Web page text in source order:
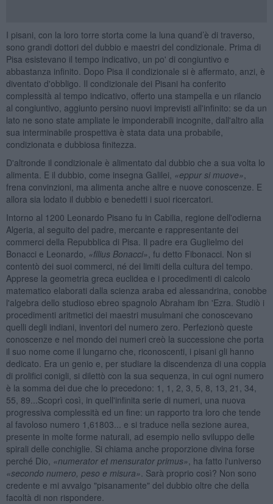
I pisani, con la loro torre storta come la luna quand’è di traverso,
sono grandi dottori del dubbio e maestri del condizionale. Prima di
Pisa esistevano il tempo indicativo, un po' di congiuntivo e
abbastanza infinito. Dopo Pisa il condizionale si è affermato, anzi, è
diventato d'obbligo. Il condizionale dei Pisani ha conferito
complessità al tempo indicativo, offerto una stampella e un rilancio
al congiuntivo, aggiunto persino nuovi imprevisti all'infinito: se da un
lato ne sono state ampliate le imponderabili incognite, dall'altro alla
sua interminabile prospettiva è stata data una probabile,
condizionata e dubbiosa finitezza.
D'altronde il condizionale è alimentato dal dubbio che a sua volta lo
alimenta. E il dubbio, come insegna Galilei, «eppur si muove»
frena convinzioni, ma alimenta anche altre e nuove conoscenze. E
allora sia lodato il dubbio e benedetti i suoi ricercatori.
Intorno al 1200 Leonardo Pisano fu in Cabilia, regione dell'odierna
Algeria, al seguito del padre, mercante e rappresentante dei
commerci della Repubblica di Pisa. Il padre era Guglielmo dei
Bonacci e Leonardo, «filius Bonacci» , fu detto Fibonacci. Non si
contentò dei suoi commerci, né dei limiti della cultura del tempo.
Apprese la geometria greca euclidea e i procedimenti di calcolo
matematico elaborati dalla scienza araba ed alessandrina, conobbe
l'algebra dello studioso ebreo spagnolo Abraham ibn 'Ezra. Studiò i
procedimenti aritmetici dei maestri musulmani che conoscevano
quelli degli indiani, inventori del numero zero. Perfezionò queste
conoscenze e nel mondo dei numeri creò la successione che porta
il suo nome come il lungarno che, riconoscenti, i pisani gli hanno
dedicato. Era un genio e, per studiare la discendenza di una coppia
di prolifici conigli, si dilettò con la sua sequenza, in cui ogni numero
è la somma dei due che lo precedono: 1, 1, 2, 3, 5, 8, 13, 21, 34,
55, 89...Scoprì così, in quell'infinita serie di numeri, una nuova
progressiva complessità ed un fine: un rapporto tra loro che tende
al favoloso numero 1,61803... e si traduce nella sezione aurea,
presente in molte forme naturali, ad esempio nello sviluppo delle
spirali delle conchiglie. Si chiama anche proporzione divina forse
perché Dio, «numerator et mensurator primus» , ha fatto l'universo
«secondo numero, peso e misura» . Sarà proprio così? Non sono
credente e mi avvalgo "pisanamente" del dubbio oltre che della
facoltà di non rispondere.